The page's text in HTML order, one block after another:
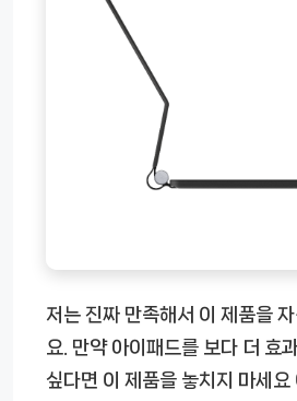
저는 진짜 만족해서 이 제품을
요. 만약 아이패드를 보다 더 효
싶다면 이 제품을 놓치지 마세요